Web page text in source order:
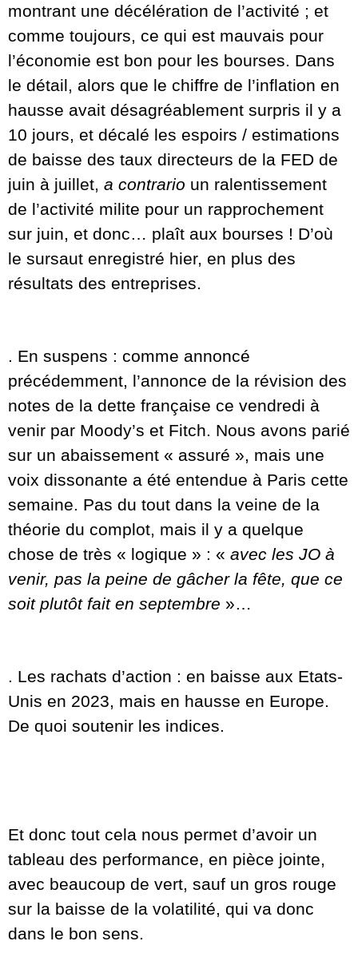
montrant une décélération de l’activité ; et
comme toujours, ce qui est mauvais pour
l’économie est bon pour les bourses. Dans
le détail, alors que le chiffre de l’inflation en
hausse avait désagréablement surpris il y a
10 jours, et décalé les espoirs / estimations
de baisse des taux directeurs de la FED de
juin à juillet, a contrario un ralentissement
de l’activité milite pour un rapprochement
sur juin, et donc… plaît aux bourses ! D’où
le sursaut enregistré hier, en plus des
résultats des entreprises.
. En suspens : comme annoncé
précédemment, l’annonce de la révision des
notes de la dette française ce vendredi à
venir par Moody’s et Fitch. Nous avons parié
sur un abaissement « assuré », mais une
voix dissonante a été entendue à Paris cette
semaine. Pas du tout dans la veine de la
théorie du complot, mais il y a quelque
chose de très « logique » : « avec les JO à
venir, pas la peine de gâcher la fête, que ce
soit plutôt fait en septembre »…
. Les rachats d’action : en baisse aux Etats-
Unis en 2023, mais en hausse en Europe.
De quoi soutenir les indices.
Et donc tout cela nous permet d’avoir un
tableau des performance, en pièce jointe,
avec beaucoup de vert, sauf un gros rouge
sur la baisse de la volatilité, qui va donc
dans le bon sens.